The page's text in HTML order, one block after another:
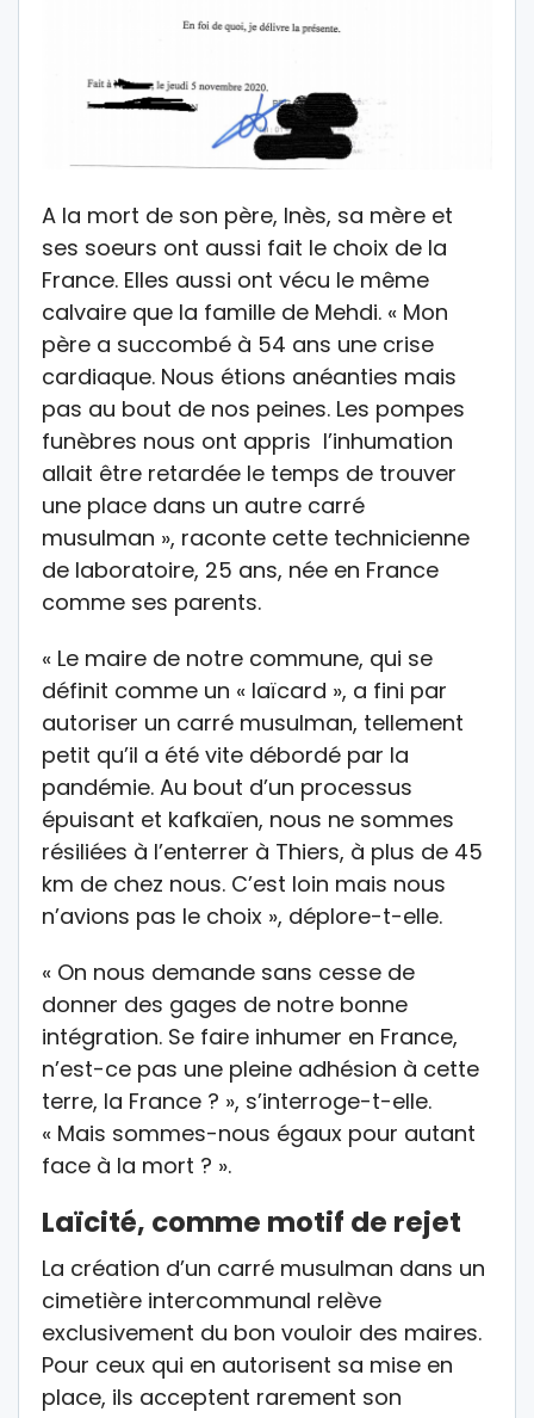
A la mort de son père, Inès, sa mère et
ses soeurs ont aussi fait le choix de la
France. Elles aussi ont vécu le même
calvaire que la famille de Mehdi. « Mon
père a succombé à 54 ans une crise
cardiaque. Nous étions anéanties mais
pas au bout de nos peines. Les pompes
funèbres nous ont appris l’inhumation
allait être retardée le temps de trouver
une place dans un autre carré
musulman », raconte cette technicienne
de laboratoire, 25 ans, née en France
comme ses parents.
« Le maire de notre commune, qui se
définit comme un « laïcard », a fini par
autoriser un carré musulman, tellement
petit qu’il a été vite débordé par la
pandémie. Au bout d’un processus
épuisant et kafkaïen, nous ne sommes
résiliées à l’enterrer à Thiers, à plus de 45
km de chez nous. C’est loin mais nous
n’avions pas le choix », déplore-t-elle.
« On nous demande sans cesse de
donner des gages de notre bonne
intégration. Se faire inhumer en France,
n’est-ce pas une pleine adhésion à cette
terre, la France ? », s’interroge-t-elle.
« Mais sommes-nous égaux pour autant
face à la mort ? ».
Laïcité, comme motif de rejet
La création d’un carré musulman dans un
cimetière intercommunal relève
exclusivement du bon vouloir des maires.
Pour ceux qui en autorisent sa mise en
place, ils acceptent rarement son